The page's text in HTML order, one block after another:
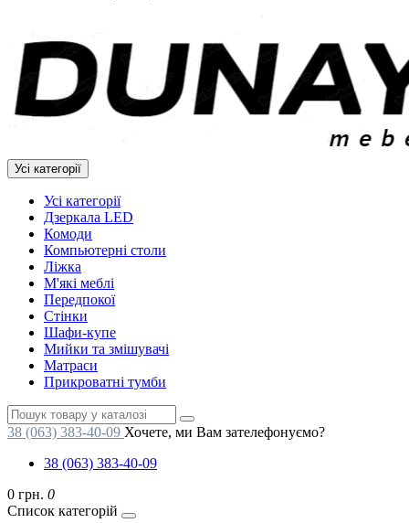
Усі категорії
Усі категорії
Дзеркала LED
Комоди
Компьютерні столи
Ліжка
М'які меблі
Передпокої
Стінки
Шафи-купе
Мийки та змішувачі
Матраси
Прикроватні тумби
38 (063) 383-40-09 Хочете, ми Вам зателефонуємо?
38 (063) 383-40-09
0 грн. 0
Список категорій